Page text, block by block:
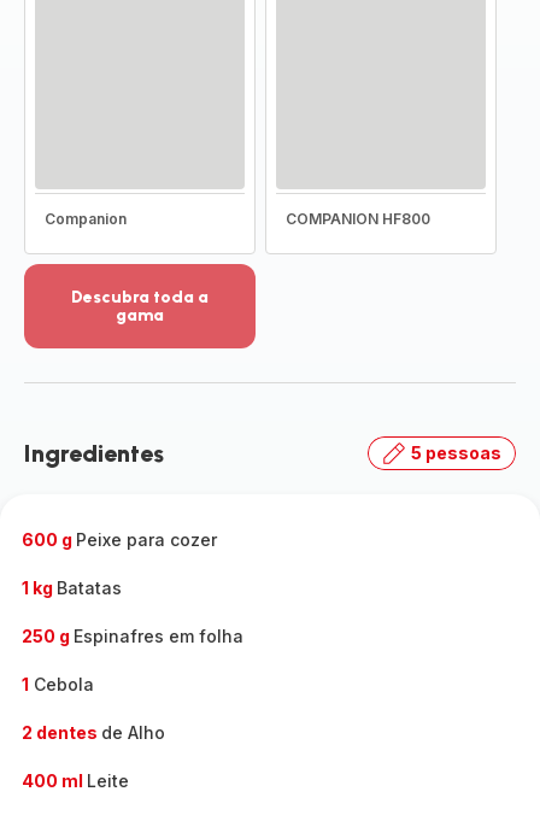
Companion COMPANION HF800
Descubra toda a
gama
detalhes
toda
Ingredientes 5 pessoas
600 g Peixe para cozer
1 kg Batatas
250 g Espinafres em folha
1 Cebola
2 dentes de Alho
400 ml Leite